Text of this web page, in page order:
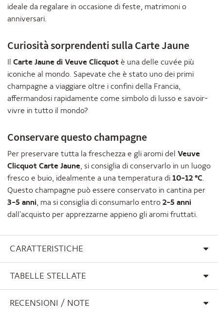
ideale da regalare in occasione di feste, matrimoni o
anniversari.
Curiosità sorprendenti sulla Carte Jaune
Il Carte Jaune di Veuve Clicquot è una delle cuvée più
iconiche al mondo. Sapevate che è stato uno dei primi
champagne a viaggiare oltre i confini della Francia,
affermandosi rapidamente come simbolo di lusso e savoir-
vivre in tutto il mondo?
Conservare questo champagne
Per preservare tutta la freschezza e gli aromi del Veuve
Clicquot Carte Jaune, si consiglia di conservarlo in un luogo
fresco e buio, idealmente a una temperatura di 10-12 °C.
Questo champagne può essere conservato in cantina per
3-5 anni, ma si consiglia di consumarlo entro 2-5 anni
dall'acquisto per apprezzarne appieno gli aromi fruttati.
CARATTERISTICHE
TABELLE STELLATE
RECENSIONI / NOTE